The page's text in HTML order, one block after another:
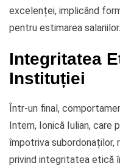
excelenței, implicând
pentru estimarea salariilor.
Integritatea
Instituției
Într-un final,
Intern, Ionică Iulian, care
împotriva subordonaților,
privind integritatea etică